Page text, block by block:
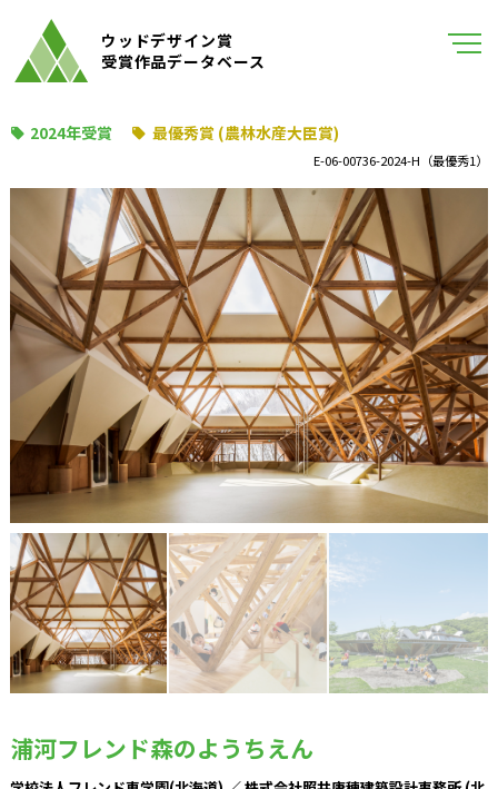
ウッドデザイン賞
受賞作品データベース
2024年受賞 最優秀賞 (農林水産大臣賞)
E-06-00736-2024-H（最優秀1）
浦河フレンド森のようちえん